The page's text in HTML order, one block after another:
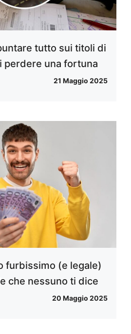
tutto sui titoli di
perdere una fortuna
21 Maggio 2025
furbissimo (e legale)
che nessuno ti dice
20 Maggio 2025